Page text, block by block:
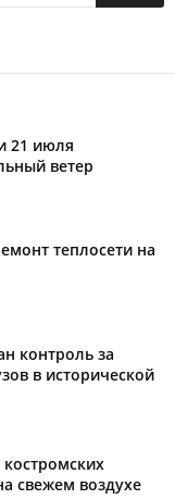
21 июля
ветер
теплосети на
контроль за
в исторической
свежем воздухе